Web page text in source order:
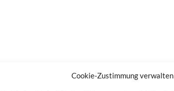
Cookie-Zustimmung verwalten